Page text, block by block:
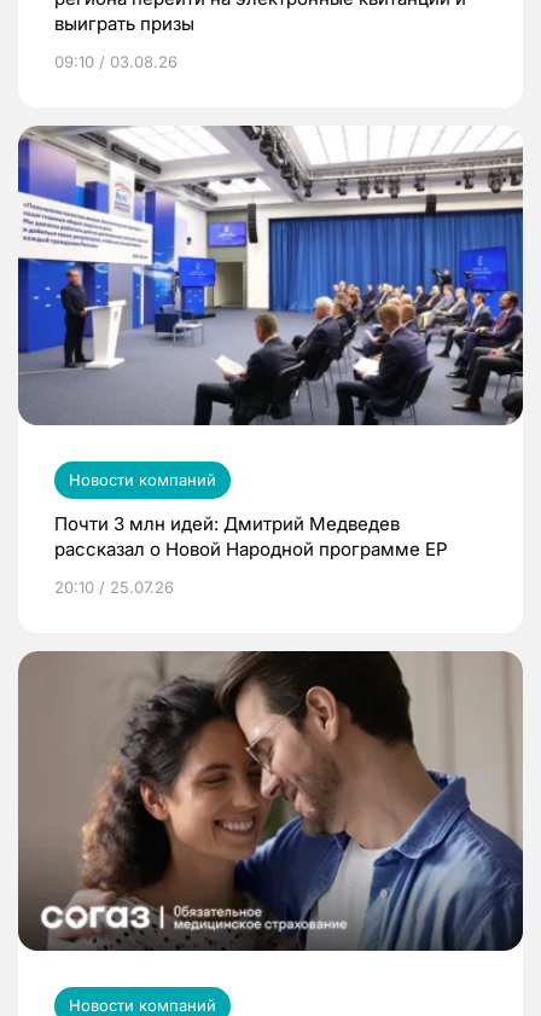
выиграть призы
09:10 / 03.08.26
Новости компаний
Почти 3 млн идей: Дмитрий Медведев
рассказал о Новой Народной программе ЕР
20:10 / 25.07.26
Новости компаний